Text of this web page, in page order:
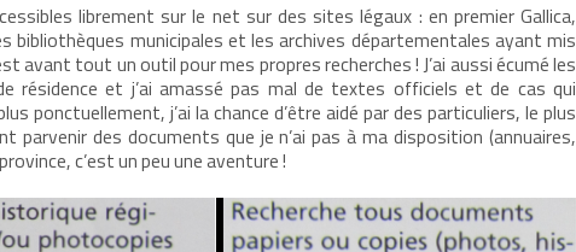
librement sur le net sur des sites légaux : en premier Gallica,
bibliothèques municipales et les archives départementales ayant mis
avant tout un outil pour mes propres recherches ! J’ai aussi écumé les
résidence et j’ai amassé pas mal de textes officiels et de cas qui
ponctuellement, j’ai la chance d’être aidé par des particuliers, le plus
des documents que je n’ai pas à ma disposition (annuaires,
c’est un peu une aventure !